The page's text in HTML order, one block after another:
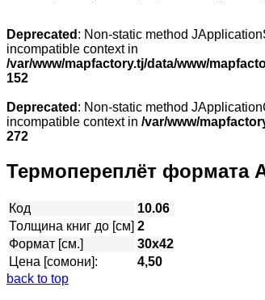
Deprecated : Non-static method
incompatible context in
/var/www/mapfactory.tj/data/www/
152
Deprecated : Non-static method
incompatible context in /var/www/
272
Термопереплёт формата
Код
10.06
Толщина книг до [см] 2
Формат [см.]
30х42
Цена [сомони]:
4,50
back to top